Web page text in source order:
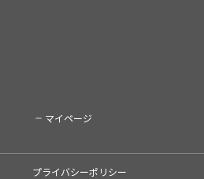
マイページ
プライバシーポリシー